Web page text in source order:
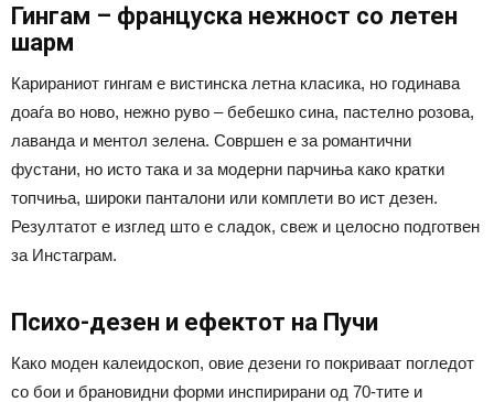
Гингам – француска нежност со летен
шарм
Карираниот гингам е вистинска летна класика, но годинава
доаѓа во ново, нежно руво – бебешко сина, пастелно розова,
лаванда и ментол зелена. Совршен е за романтични
фустани, но исто така и за модерни парчиња како кратки
топчиња, широки панталони или комплети во ист дезен.
Резултатот е изглед што е сладок, свеж и целосно подготвен
за Инстаграм.
Психо-дезен и ефектот на Пучи
Како моден калеидоскоп, овие дезени го покриваат погледот
со бои и брановидни форми инспирирани од 70-тите и